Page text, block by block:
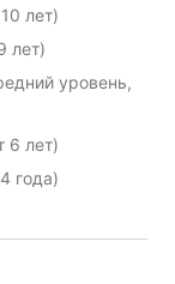
лет)
лет)
уровень,
6 лет)
года)